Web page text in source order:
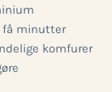
få minutter
komfurer